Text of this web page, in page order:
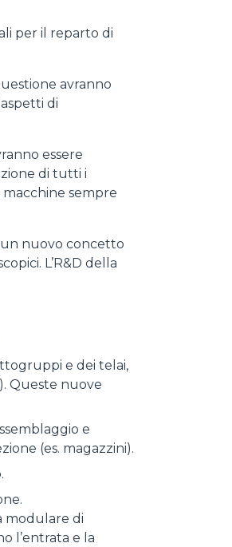
per il reparto di
avranno
di
essere
di tutti i
sempre
nuovo concetto
L’R&D della
e dei telai,
Queste nuove
e
(es. magazzini).
modulare di
l’entrata e la